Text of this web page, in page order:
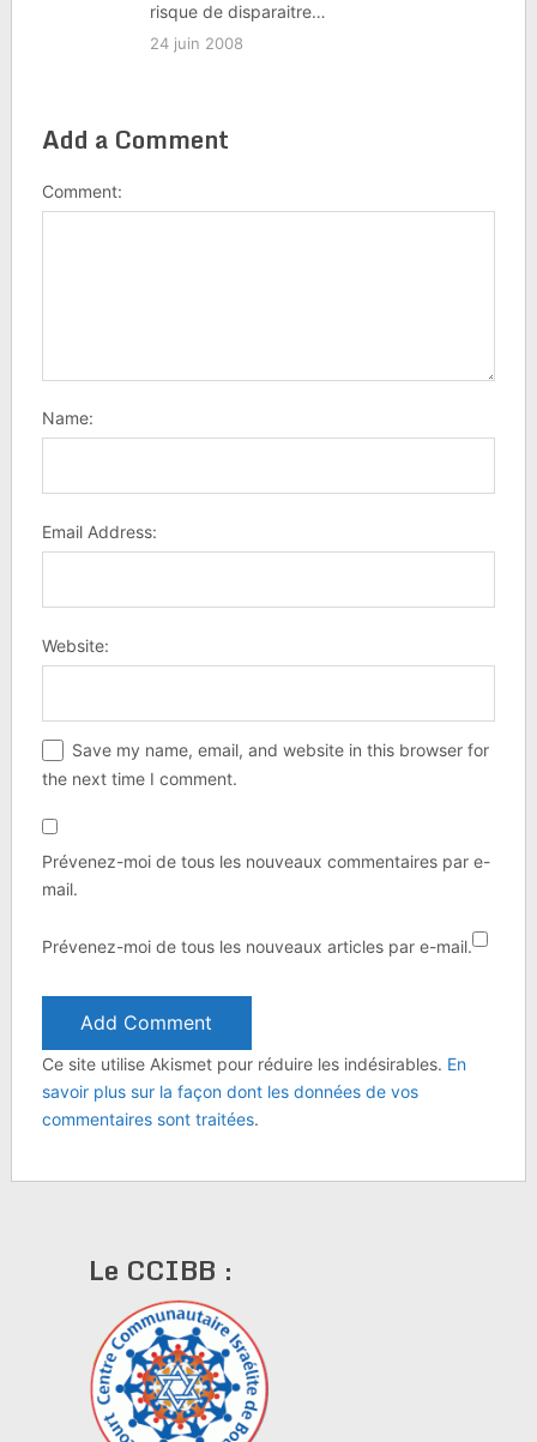
risque de disparaitre…
24 juin 2008
Add a Comment
Comment:
Name:
Email Address:
Website:
Save my name, email, and website in this browser for
the next time I comment.
Prévenez-moi de tous les nouveaux commentaires par e-
mail.
Prévenez-moi de tous les nouveaux articles par e-mail.
Ce site utilise Akismet pour réduire les indésirables. En
savoir plus sur la façon dont les données de vos
commentaires sont traitées.
Le CCIBB :